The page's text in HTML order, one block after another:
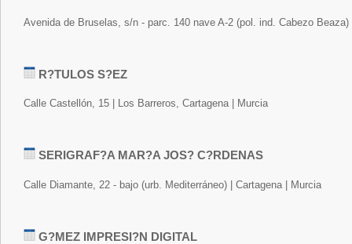
Avenida de Bruselas, s/n - parc. 140 nave A-2 (pol. ind. Cabezo Beaza)
R?TULOS S?EZ
Calle Castellón, 15 | Los Barreros, Cartagena | Murcia
SERIGRAF?A MAR?A JOS? C?RDENAS
Calle Diamante, 22 - bajo (urb. Mediterráneo) | Cartagena | Murcia
G?MEZ IMPRESI?N DIGITAL